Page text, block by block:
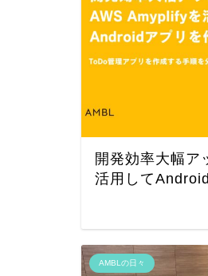
開発効率大幅ア
活用して
AMBLの日々